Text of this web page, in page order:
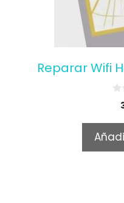
Reparar Wifi
o
f
5